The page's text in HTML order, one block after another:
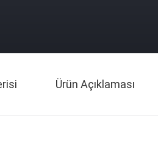
Ürün Açıklaması